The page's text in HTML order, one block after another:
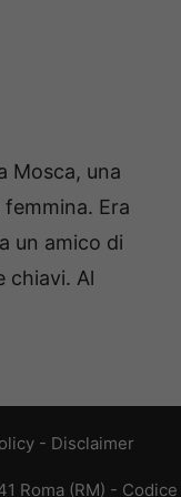
Mosca, una
Era
un amico di
chiavi. Al
- Disclaimer
Roma (RM) -